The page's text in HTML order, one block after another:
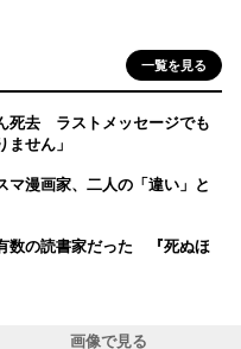
一覧を見る
死去 ラストメッセージでも
せん」
漫画家、二人の「違い」と
数の読書家だった 『死ぬほ
画像で見る